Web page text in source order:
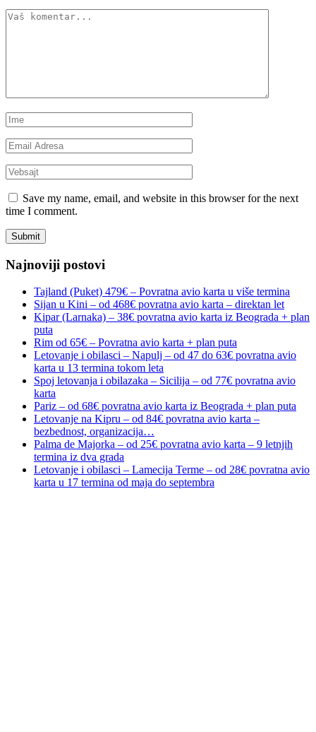
Save my name, email, and website in this browser for the next
time I comment.
Najnoviji postovi
Tajland (Puket) 479€ – Povratna avio karta u više termina
Sijan u Kini – od 468€ povratna avio karta – direktan let
Kipar (Larnaka) – 38€ povratna avio karta iz Beograda + plan
puta
Rim od 65€ – Povratna avio karta + plan puta
Letovanje i obilasci – Napulj – od 47 do 63€ povratna avio
karta u 13 termina tokom leta
Spoj letovanja i obilazaka – Sicilija – od 77€ povratna avio
karta
Pariz – od 68€ povratna avio karta iz Beograda + plan puta
Letovanje na Kipru – od 84€ povratna avio karta –
bezbednost, organizacija…
Palma de Majorka – od 25€ povratna avio karta – 9 letnjih
termina iz dva grada
Letovanje i obilasci – Lamecija Terme – od 28€ povratna avio
karta u 17 termina od maja do septembra